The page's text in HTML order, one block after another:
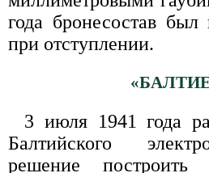
года бронесостав
при отступлении.
3 июля 1941 года
Балтийского
решение